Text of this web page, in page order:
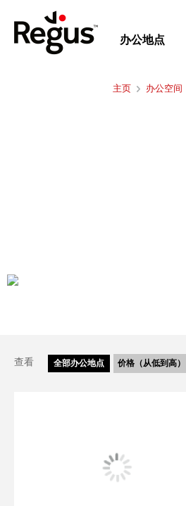
办公地点
主页 办公空间
查看 全部办公地点 价格（从低到高）